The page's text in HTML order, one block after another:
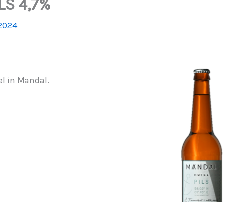
4,7%
in Mandal.